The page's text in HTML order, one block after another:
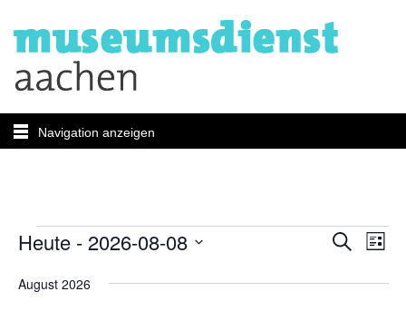
Navigation anzeigen
Veranstaltungen Suche
Liste
Heute - 2026-08-08
wählen.
August 2026